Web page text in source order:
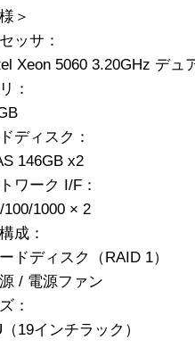
＞
ッサ：
Xeon 5060 3.20GHz デュ
：
ディスク：
146GB x2
ワーク I/F：
1000 × 2
成：
ドディスク（RAID 1）
/ 電源ファン
：
19インチラック）